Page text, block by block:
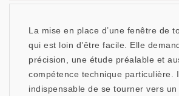
La mise en place d’une fenêtre de
qui est loin d’être facile. Elle
précision, une étude préalable et
compétence technique particulière.
indispensable de se tourner vers